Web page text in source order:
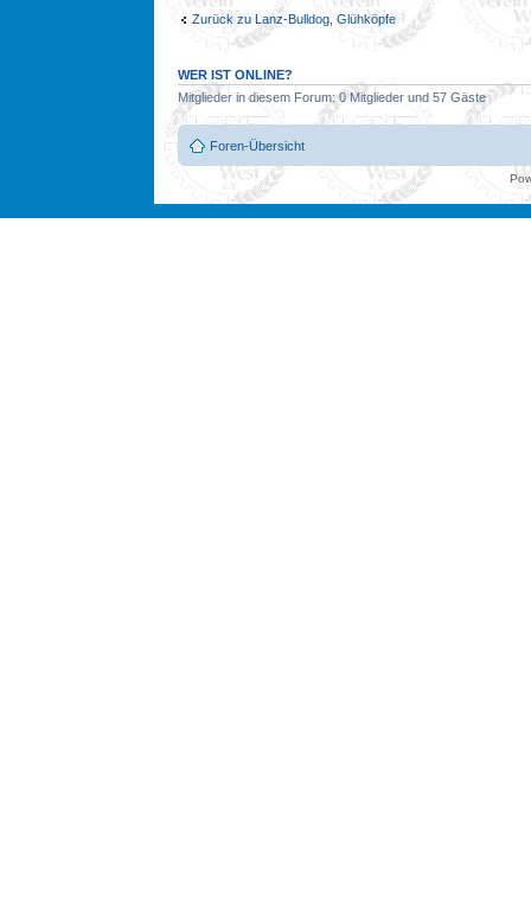
Zurück zu Lanz-Bulldog, Glühköpfe
WER IST ONLINE?
Mitglieder in diesem Forum: 0 Mitglieder und 57 Gäste
Foren-Übersicht